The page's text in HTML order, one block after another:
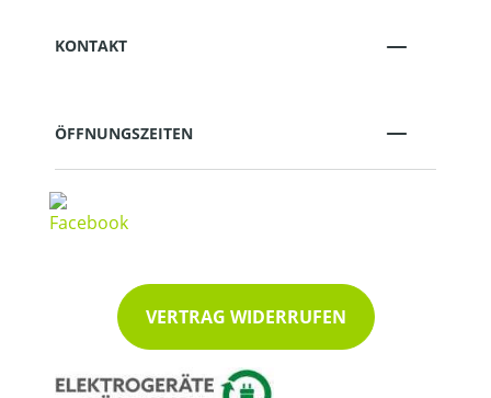
KONTAKT
ÖFFNUNGSZEITEN
VERTRAG WIDERRUFEN